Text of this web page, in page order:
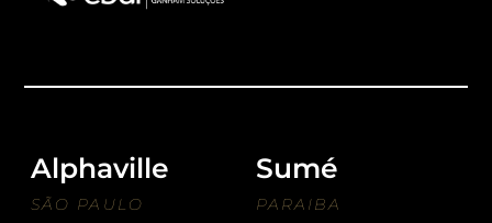
Alphaville Sumé
SÃO PAULO PARAIBA